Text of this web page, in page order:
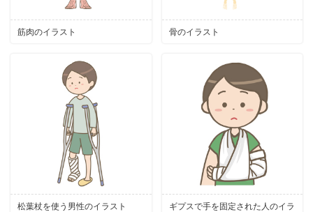
筋肉のイラスト 骨のイラスト
松葉杖を使う男性のイラスト
ギプスで手を固定された人のイラ